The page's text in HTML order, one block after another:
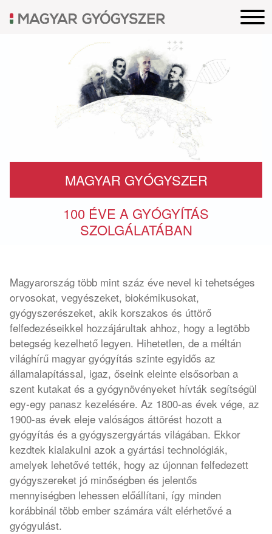
MAGYAR GYÓGYSZER
100 ÉVE A GYÓGYÍTÁS
SZOLGÁLATÁBAN
Magyarország több mint száz éve nevel ki tehetséges
orvosokat, vegyészeket, biokémikusokat,
gyógyszerészeket, akik korszakos és úttörő
felfedezéseikkel hozzájárultak ahhoz, hogy a legtöbb
betegség kezelhető legyen. Hihetetlen, de a méltán
világhírű magyar gyógyítás szinte egyidős az
államalapítással, igaz, őseink eleinte elsősorban a
szent kutakat és a gyógynövényeket hívták segítségül
egy-egy panasz kezelésére. Az 1800-as évek vége, az
1900-as évek eleje valóságos áttörést hozott a
gyógyítás és a gyógyszergyártás világában. Ekkor
kezdtek kialakulni azok a gyártási technológiák,
amelyek lehetővé tették, hogy az újonnan felfedezett
gyógyszereket jó minőségben és jelentős
mennyiségben lehessen előállítani, így minden
korábbinál több ember számára vált elérhetővé a
gyógyulást.